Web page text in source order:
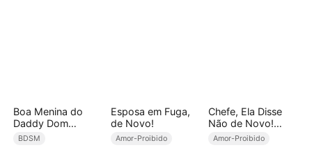
Boa Menina do
Daddy Dom
(Dublado)
BDSM
Esposa em Fuga,
de Novo!
Amor-Proibido
Chefe, Ela Disse
Não de Novo!
(Dublado)
Amor-Proibido